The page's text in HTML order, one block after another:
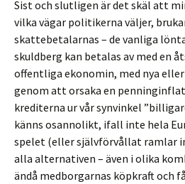
Sist och slutligen är det skäl att
vilka vägar politikerna väljer,
skattebetalarnas – de vanliga
skuldberg kan betalas av med en
offentliga ekonomin, med nya
genom att orsaka en
krediterna ur vår synvinkel
känns osannolikt, ifall inte hela
spelet (eller självförvållat ramlar
alla alternativen – även i olika
ändå medborgarnas köpkraft och